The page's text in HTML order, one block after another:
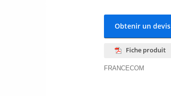
Obtenir un devis
Fiche produit
FRANCECOM